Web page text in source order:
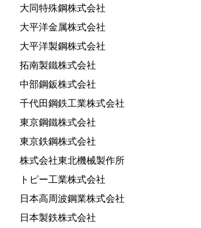
大同特殊鋼株式会社
大平洋金属株式会社
大平洋製鋼株式会社
拓南製鐵株式会社
中部鋼鈑株式会社
千代田鋼鉄工業株式会社
東京鋼鐵株式会社
東京鉄鋼株式会社
株式会社東北機械製作所
トピー工業株式会社
日本高周波鋼業株式会社
日本製鉄株式会社